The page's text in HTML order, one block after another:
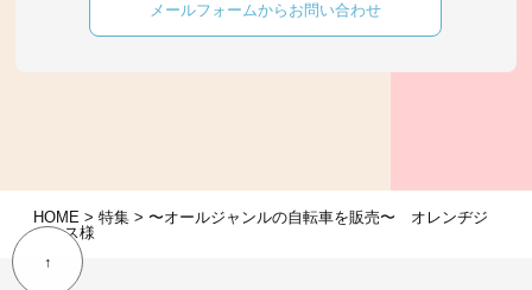
メールフォームからお問い合わせ
↑
HOME >特集 >〜オールジャンルの自転車を販売〜 オレンヂジ
ュース様